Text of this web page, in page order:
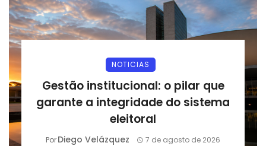
NOTICIAS
Gestão institucional: o pilar que
garante a integridade do sistema
eleitoral
PorDiego Velázquez 7 de agosto de 2026